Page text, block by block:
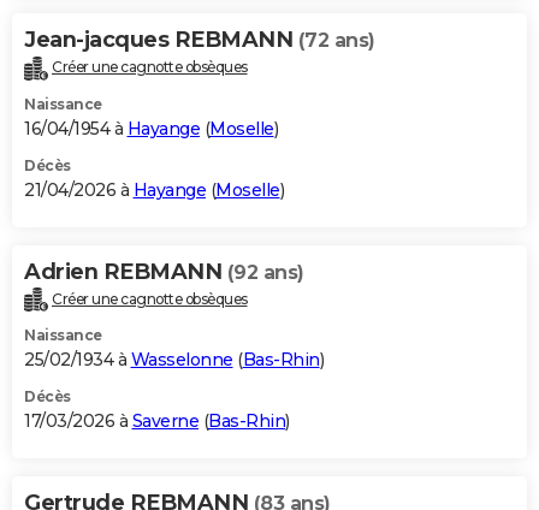
Jean-jacques REBMANN (72 ans)
Créer une cagnotte obsèques
Naissance
16/04/1954 à Hayange (Moselle)
Décès
21/04/2026 à Hayange (Moselle)
Adrien REBMANN (92 ans)
Créer une cagnotte obsèques
Naissance
25/02/1934 à Wasselonne (Bas-Rhin)
Décès
17/03/2026 à Saverne (Bas-Rhin)
Gertrude REBMANN (83 ans)